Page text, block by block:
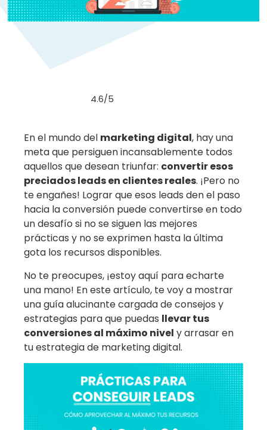
4.6/5
En el mundo del marketing digital, hay una
meta que persiguen incansablemente todos
aquellos que desean triunfar: convertir esos
preciados leads en clientes reales. ¡Pero no
te engañes! Lograr que esos leads den el paso
hacia la conversión puede convertirse en todo
un desafío si no se siguen las mejores
prácticas y no se exprimen hasta la última
gota los recursos disponibles.
No te preocupes, ¡estoy aquí para echarte
una mano! En este artículo, te voy a mostrar
una guía alucinante cargada de consejos y
estrategias para que puedas llevar tus
conversiones al máximo nivel y arrasar en
tu estrategia de marketing digital.